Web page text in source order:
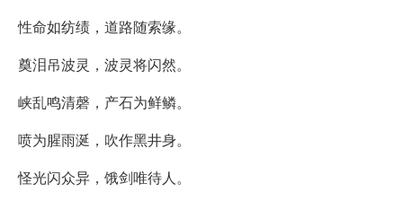
性命如纺绩，道路随索缘。
奠泪吊波灵，波灵将闪然。
峡乱鸣清磬，产石为鲜鳞。
喷为腥雨涎，吹作黑井身。
怪光闪众异，饿剑唯待人。